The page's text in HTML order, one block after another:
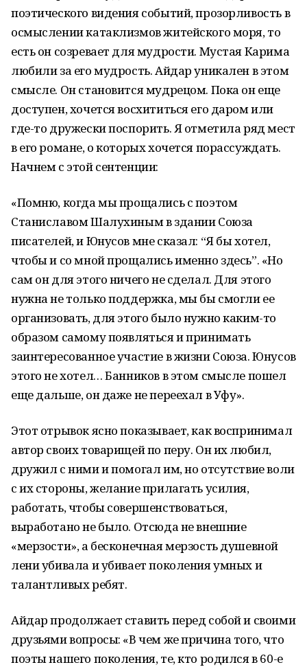
поэтического видения событий, прозорливость в
осмыслении катаклизмов житейского моря, то
есть он созревает для мудрости. Мустая Карима
любили за его мудрость. Айдар уникален в этом
смысле. Он становится мудрецом. Пока он еще
доступен, хочется восхититься его даром или
где-то дружески поспорить. Я отметила ряд мест
в его романе, о которых хочется порассуждать.
Начнем с этой сентенции:
«Помню, когда мы прощались с поэтом
Станиславом Шалухиным в здании Союза
писателей, и Юнусов мне сказал: “Я бы хотел,
чтобы и со мной прощались именно здесь”. «Но
сам он для этого ничего не сделал. Для этого
нужна не только поддержка, мы бы смогли ее
организовать, для этого было нужно каким-то
образом самому появляться и принимать
заинтересованное участие в жизни Союза. Юнусов
этого не хотел… Банников в этом смысле пошел
еще дальше, он даже не переехал в Уфу».
Этот отрывок ясно показывает, как воспринимал
автор своих товарищей по перу. Он их любил,
дружил с ними и помогал им, но отсутствие воли
с их стороны, желание прилагать усилия,
работать, чтобы совершенствоваться,
выработано не было. Отсюда не внешние
«мерзости», а бесконечная мерзость душевной
лени убивала и убивает поколения умных и
талантливых ребят.
Айдар продолжает ставить перед собой и своими
друзьями вопросы: «В чем же причина того, что
поэты нашего поколения, те, кто родился в 60-е